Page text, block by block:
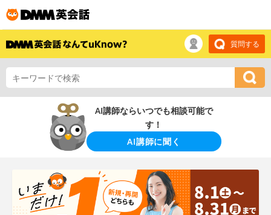
質問する
AI講師ならいつでも相談可能で
す！
AI講師に聞く